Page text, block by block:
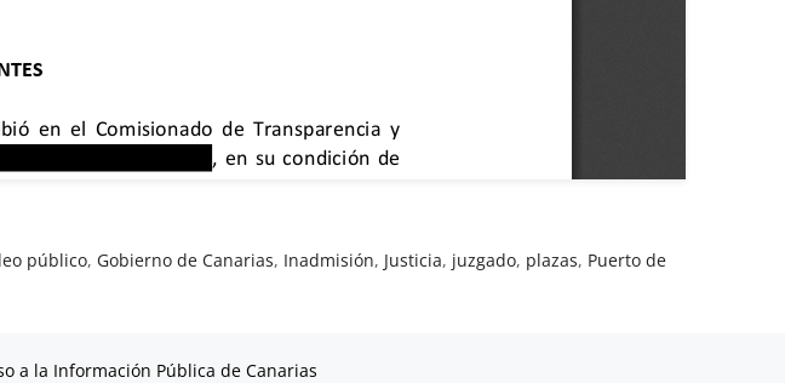
público, Gobierno de Canarias, Inadmisión, Justicia, juzgado, plazas, Puerto de
a la Información Pública de Canarias